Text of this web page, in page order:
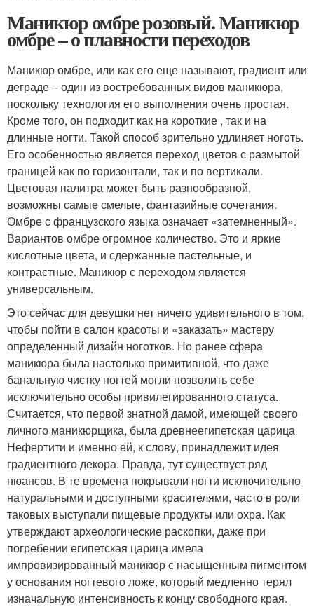
Маникюр омбре розовый. Маникюр
омбре – о плавности переходов
Маникюр омбре, или как его еще называют, градиент или
деграде – один из востребованных видов маникюра,
поскольку технология его выполнения очень простая.
Кроме того, он подходит как на короткие , так и на
длинные ногти. Такой способ зрительно удлиняет ноготь.
Его особенностью является переход цветов с размытой
границей как по горизонтали, так и по вертикали.
Цветовая палитра может быть разнообразной,
возможны самые смелые, фантазийные сочетания.
Омбре с французского языка означает «затемненный».
Вариантов омбре огромное количество. Это и яркие
кислотные цвета, и сдержанные пастельные, и
контрастные. Маникюр с переходом является
универсальным.
Это сейчас для девушки нет ничего удивительного в том,
чтобы пойти в салон красоты и «заказать» мастеру
определенный дизайн ноготков. Но ранее сфера
маникюра была настолько примитивной, что даже
банальную чистку ногтей могли позволить себе
исключительно особы привилегированного статуса.
Считается, что первой знатной дамой, имеющей своего
личного маникюрщика, была древнеегипетская царица
Нефертити и именно ей, к слову, принадлежит идея
градиентного декора. Правда, тут существует ряд
нюансов. В те времена покрывали ногти исключительно
натуральными и доступными красителями, часто в роли
таковых выступали пищевые продукты или охра. Как
утверждают археологические раскопки, даже при
погребении египетская царица имела
импровизированный маникюр с насыщенным пигментом
у основания ногтевого ложе, который медленно терял
изначальную интенсивность к концу свободного края.